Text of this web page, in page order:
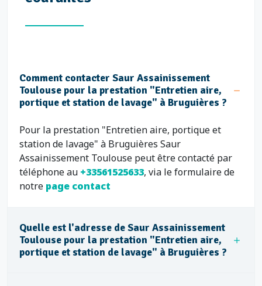
Comment contacter Saur Assainissement
Toulouse pour la prestation "Entretien aire,
portique et station de lavage" à Bruguières ?
Pour la prestation "Entretien aire, portique et
station de lavage" à Bruguières Saur
Assainissement Toulouse peut être contacté par
téléphone au +33561525633, via le formulaire de
notre page contact
Quelle est l'adresse de Saur Assainissement
Toulouse pour la prestation "Entretien aire,
portique et station de lavage" à Bruguières ?